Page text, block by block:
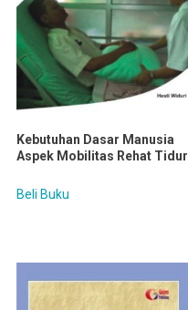
Kebutuhan Dasar Manusia
Aspek Mobilitas Rehat Tidur
Beli Buku